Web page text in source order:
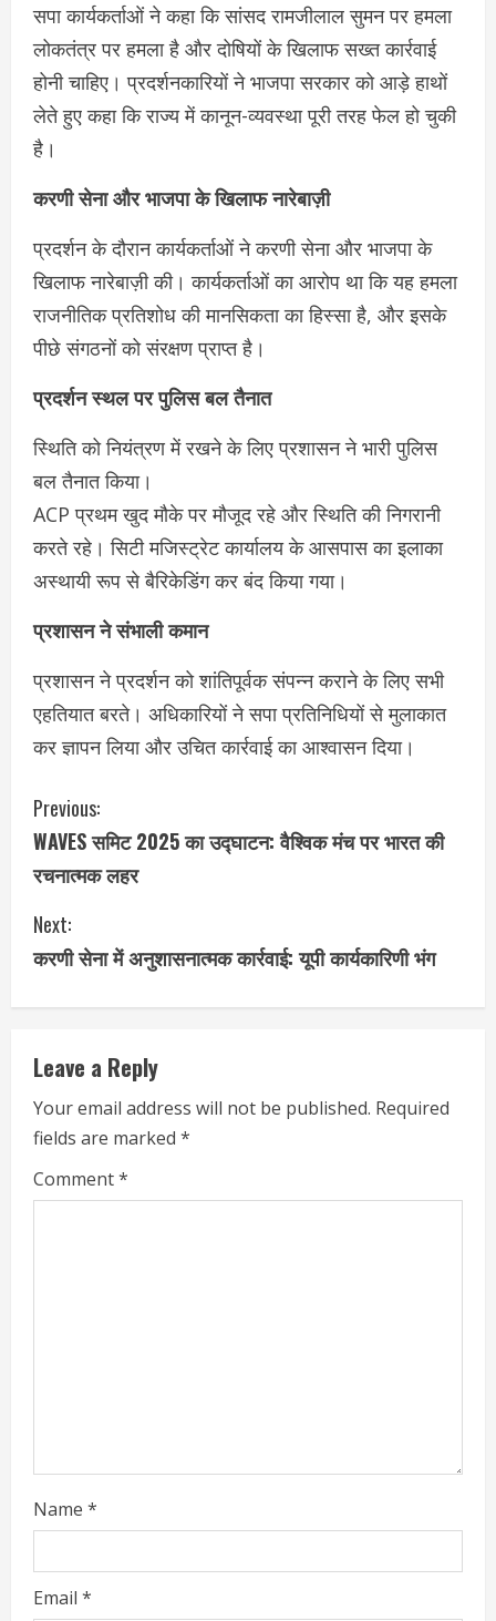
सपा कार्यकर्ताओं ने कहा कि सांसद रामजीलाल सुमन पर हमला
लोकतंत्र पर हमला है और दोषियों के खिलाफ सख्त कार्रवाई
होनी चाहिए। प्रदर्शनकारियों ने भाजपा सरकार को आड़े हाथों
लेते हुए कहा कि राज्य में कानून-व्यवस्था पूरी तरह फेल हो चुकी
है।
करणी सेना और भाजपा के खिलाफ नारेबाज़ी
प्रदर्शन के दौरान कार्यकर्ताओं ने करणी सेना और भाजपा के
खिलाफ नारेबाज़ी की। कार्यकर्ताओं का आरोप था कि यह हमला
राजनीतिक प्रतिशोध की मानसिकता का हिस्सा है, और इसके
पीछे संगठनों को संरक्षण प्राप्त है।
प्रदर्शन स्थल पर पुलिस बल तैनात
स्थिति को नियंत्रण में रखने के लिए प्रशासन ने भारी पुलिस
बल तैनात किया।
ACP प्रथम खुद मौके पर मौजूद रहे और स्थिति की निगरानी
करते रहे। सिटी मजिस्ट्रेट कार्यालय के आसपास का इलाका
अस्थायी रूप से बैरिकेडिंग कर बंद किया गया।
प्रशासन ने संभाली कमान
प्रशासन ने प्रदर्शन को शांतिपूर्वक संपन्न कराने के लिए सभी
एहतियात बरते। अधिकारियों ने सपा प्रतिनिधियों से मुलाकात
कर ज्ञापन लिया और उचित कार्रवाई का आश्वासन दिया।
C
o
n
t
i
n
u
e
R
g
Previous:
WAVES समिट 2025 का उद्घाटन: वैश्विक मंच पर भारत की
रचनात्मक लहर
Next:
करणी सेना में अनुशासनात्मक कार्रवाई: यूपी कार्यकारिणी भंग
Leave a Reply
Your email address will not be published. Required
fields are marked *
Comment*
Name *
Email *